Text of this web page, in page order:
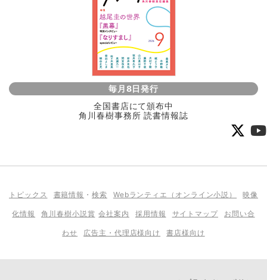
毎月8日発行
全国書店にて頒布中
角川春樹事務所 読書情報誌
トピックス 書籍情報 ・検索 Webランティエ（オンライン小説） 映像
化情報 角川春樹小説賞 会社案内 採用情報 サイトマップ お問い合
わせ 広告主・代理店様向け 書店様向け